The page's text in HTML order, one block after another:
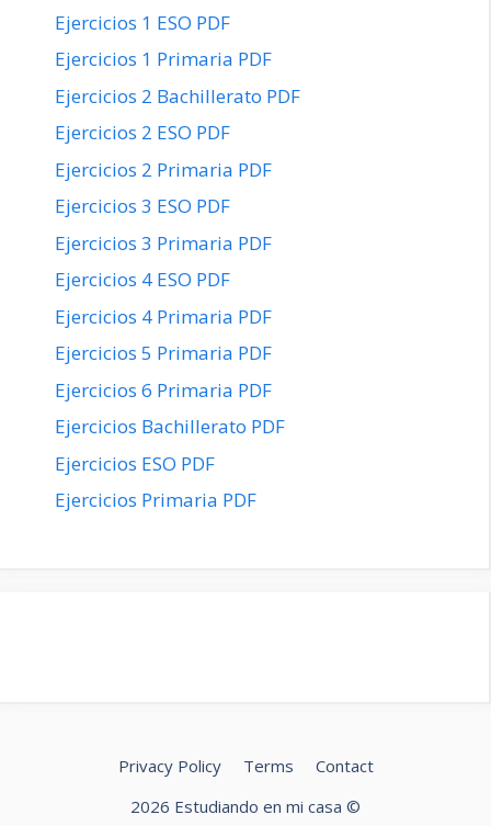
Ejercicios 1 ESO PDF
Ejercicios 1 Primaria PDF
Ejercicios 2 Bachillerato PDF
Ejercicios 2 ESO PDF
Ejercicios 2 Primaria PDF
Ejercicios 3 ESO PDF
Ejercicios 3 Primaria PDF
Ejercicios 4 ESO PDF
Ejercicios 4 Primaria PDF
Ejercicios 5 Primaria PDF
Ejercicios 6 Primaria PDF
Ejercicios Bachillerato PDF
Ejercicios ESO PDF
Ejercicios Primaria PDF
Privacy Policy Terms
Contact
2026 Estudiando en mi casa ©